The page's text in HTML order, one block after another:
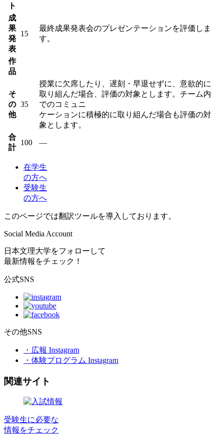
ト
成
果
発
表
15
最終成果発表会のプレゼンテーションを評価しま
す。
作
品
そ
の
他
35
授業に欠席したり、遅刻・早退せずに、意欲的に
取り組んだ場合、評価の対象とします。チーム内
でのコミュニ
ケーションに積極的に取り組んだ場合も評価の対
象とします。
合
計
100 ―
在学生
の方へ
受験生
の方へ
このページでは翻訳ツールを導入しております。
Social Media Account
日本文理大学をフォローして
最新情報をチェック！
公式SNS
その他SNS
・広報 Instagram
・体験プログラム Instagram
関連サイト
受験生に必要な
情報をチェック